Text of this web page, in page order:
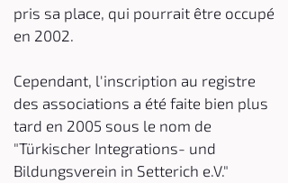
pris sa place, qui pourrait être occupé
en 2002.
Cependant, l'inscription au registre
des associations a été faite bien plus
tard en 2005 sous le nom de
"Türkischer Integrations- und
Bildungsverein in Setterich e.V."